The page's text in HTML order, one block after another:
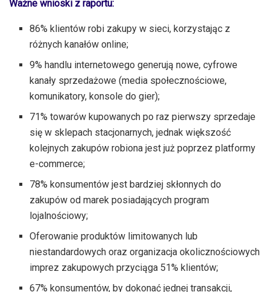
Ważne wnioski z raportu:
86% klientów robi zakupy w sieci, korzystając z
różnych kanałów online;
9% handlu internetowego generują nowe, cyfrowe
kanały sprzedażowe (media społecznościowe,
komunikatory, konsole do gier);
71% towarów kupowanych po raz pierwszy sprzedaje
się w sklepach stacjonarnych, jednak większość
kolejnych zakupów robiona jest już poprzez platformy
e-commerce;
78% konsumentów jest bardziej skłonnych do
zakupów od marek posiadających program
lojalnościowy;
Oferowanie produktów limitowanych lub
niestandardowych oraz organizacja okolicznościowych
imprez zakupowych przyciąga 51% klientów;
67% konsumentów, by dokonać jednej transakcji,